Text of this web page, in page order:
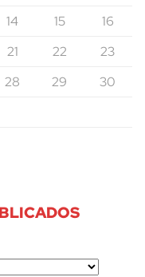
14 15
16
21 22
23
28 29
30